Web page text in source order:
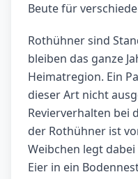
Beute für
Rothühner sind
bleiben das ganze
Heimatregion. Ein
dieser Art nicht
Revierverhalten bei
der Rothühner ist
Weibchen legt
Eier in ein